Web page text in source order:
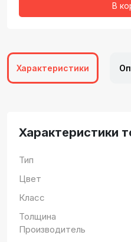
В
Характеристики
Характеристики
Тип
Цвет
Класс
Толщина
Производитель